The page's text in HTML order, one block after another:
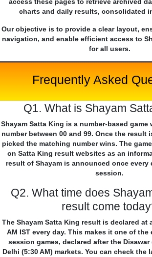
access these pages to retrieve archived
charts and daily results, consolidated
Our objective is to provide a clear layout,
navigation, and enable efficient access to
for all users.
Frequently Asked
Q1. What is Shayam
Shayam Satta King is a number-based game
number between 00 and 99. Once the result
picked the matching number wins. The
on Satta King result websites as an
result of Shayam is announced once every
session.
Q2. What time does
result come
The Shayam Satta King result is declared at
AM IST every day. This makes it one of
session games, declared after the Disawar
Delhi (5:30 AM) markets. You can check the